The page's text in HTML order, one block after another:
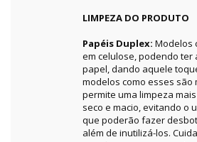
LIMPEZA DO PRODUTO
Papéis Duplex: Modelos
em celulose, podendo ter
papel, dando aquele
modelos como esses são
permite uma limpeza
seco e macio, evitando o
que poderão fazer
além de inutilizá-los.